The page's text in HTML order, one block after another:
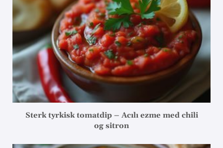
Sterk tyrkisk tomatdip – Acılı ezme med chili
og sitron